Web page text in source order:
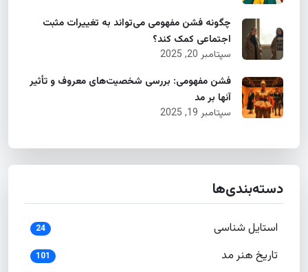
چگونه فشن مفهومی می‌تواند به تغییرات مثبت
اجتماعی کمک کند؟
سپتامبر 20, 2025
فشن مفهومی: بررسی شخصیت‌های معروف و تأثیر
آنها بر مد
سپتامبر 19, 2025
دسته‌بندی‌ها
استایل شناسی 24
تاریخ هنر مد 101